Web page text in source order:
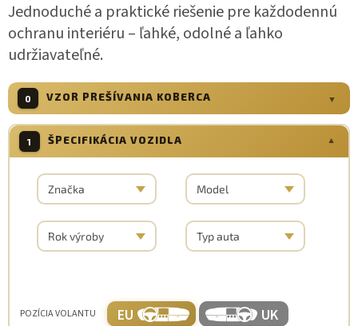
0 VZOR PREŠÍVANIA KOBERCA
1 ŠPECIFIKÁCIA VOZIDLA
POZÍCIA VOLANTU EU UK
Jednoduché a praktické riešenie pre každodennú
ochranu interiéru – ľahké, odolné a ľahko
udržiavateľné.